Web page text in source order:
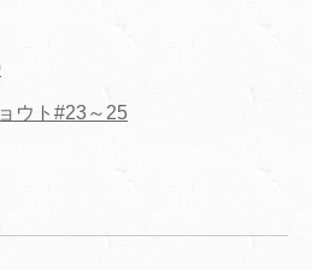
ウト#23～25